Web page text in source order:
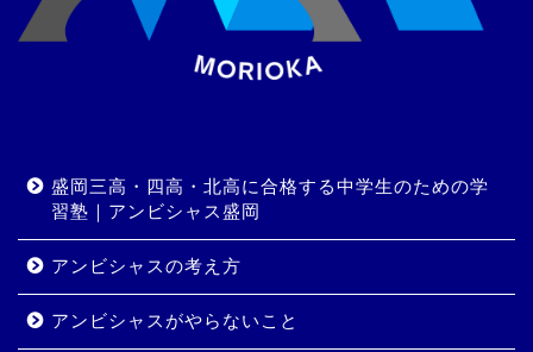
盛岡三高・四高・北高に合格する中学生のための学
習塾｜アンビシャス盛岡
アンビシャスの考え方
アンビシャスがやらないこと